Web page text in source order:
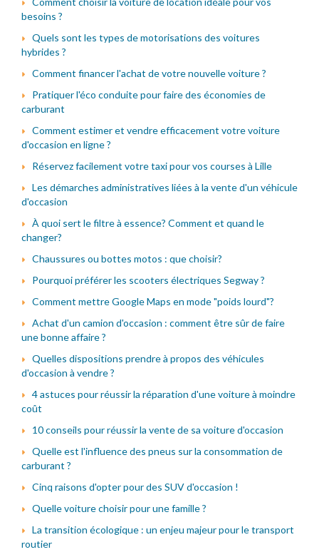
besoins ?
Quels sont les types de motorisations des voitures
hybrides ?
Comment financer l'achat de votre nouvelle voiture ?
Pratiquer l'éco conduite pour faire des économies de
carburant
Comment estimer et vendre efficacement votre voiture
d'occasion en ligne ?
Réservez facilement votre taxi pour vos courses à Lille
Les démarches administratives liées à la vente d'un véhicule
d'occasion
À quoi sert le filtre à essence? Comment et quand le
changer?
Chaussures ou bottes motos : que choisir?
Pourquoi préférer les scooters électriques Segway ?
Comment mettre Google Maps en mode "poids lourd"?
Achat d'un camion d'occasion : comment être sûr de faire
une bonne affaire ?
Quelles dispositions prendre à propos des véhicules
d'occasion à vendre ?
4 astuces pour réussir la réparation d'une voiture à moindre
coût
10 conseils pour réussir la vente de sa voiture d'occasion
Quelle est l'influence des pneus sur la consommation de
carburant ?
Cinq raisons d'opter pour des SUV d'occasion !
Quelle voiture choisir pour une famille ?
La transition écologique : un enjeu majeur pour le transport
routier